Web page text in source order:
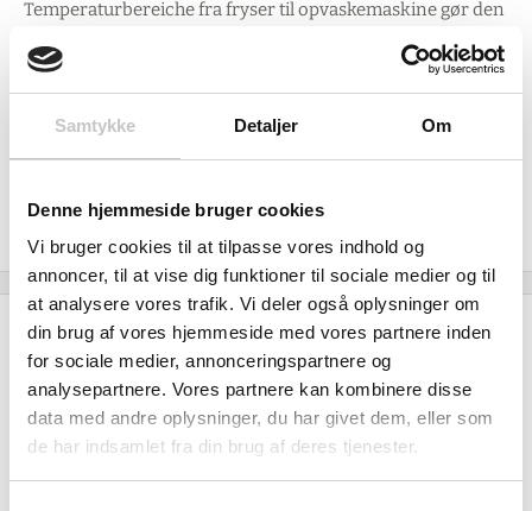
Samtykke Detaljer Om
Denne hjemmeside bruger cookies
Vi bruger cookies til at tilpasse vores indhold og
annoncer, til at vise dig funktioner til sociale medier og til
at analysere vores trafik. Vi deler også oplysninger om
din brug af vores hjemmeside med vores partnere inden
for sociale medier, annonceringspartnere og
analysepartnere. Vores partnere kan kombinere disse
data med andre oplysninger, du har givet dem, eller som
de har indsamlet fra din brug af deres tjenester.
Temperaturbereiche fra fryser til opvaskemaskine gør den
anvendelig i selv de mest krævende miljøer. Bito har siden
1845 specialiseret sig i innovative lager- og
optimere jeres transportprocesser.
Specifikationer
Kapacitet